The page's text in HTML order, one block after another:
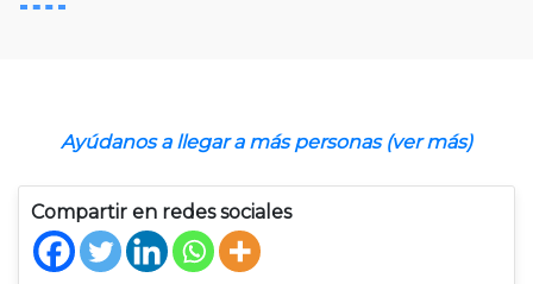
Ayúdanos a llegar a más personas (ver más)
Compartir en redes sociales